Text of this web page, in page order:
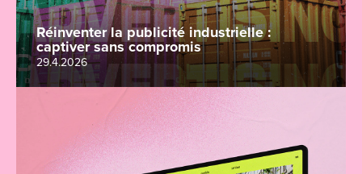
Réinventer la publicité industrielle :
captiver sans compromis
29.4.2026